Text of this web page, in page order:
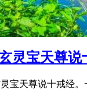
灵宝天尊说
宝天尊说十戒经